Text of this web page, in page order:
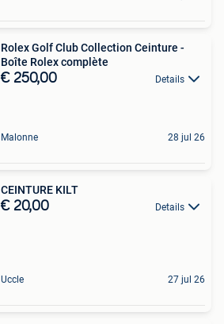
Rolex Golf Club Collection Ceinture -
Boîte Rolex complète
€ 250,00 Details
Malonne 28 jul 26
CEINTURE KILT
€ 20,00 Details
Uccle 27 jul 26